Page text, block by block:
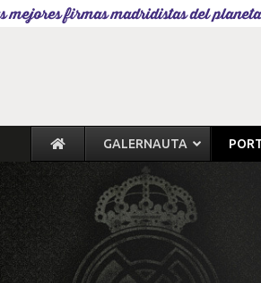
mejores firmas madridistas del planeta
GALERNAUTA